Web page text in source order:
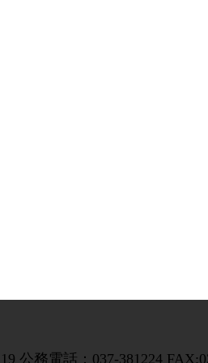
公務電話：037-381224